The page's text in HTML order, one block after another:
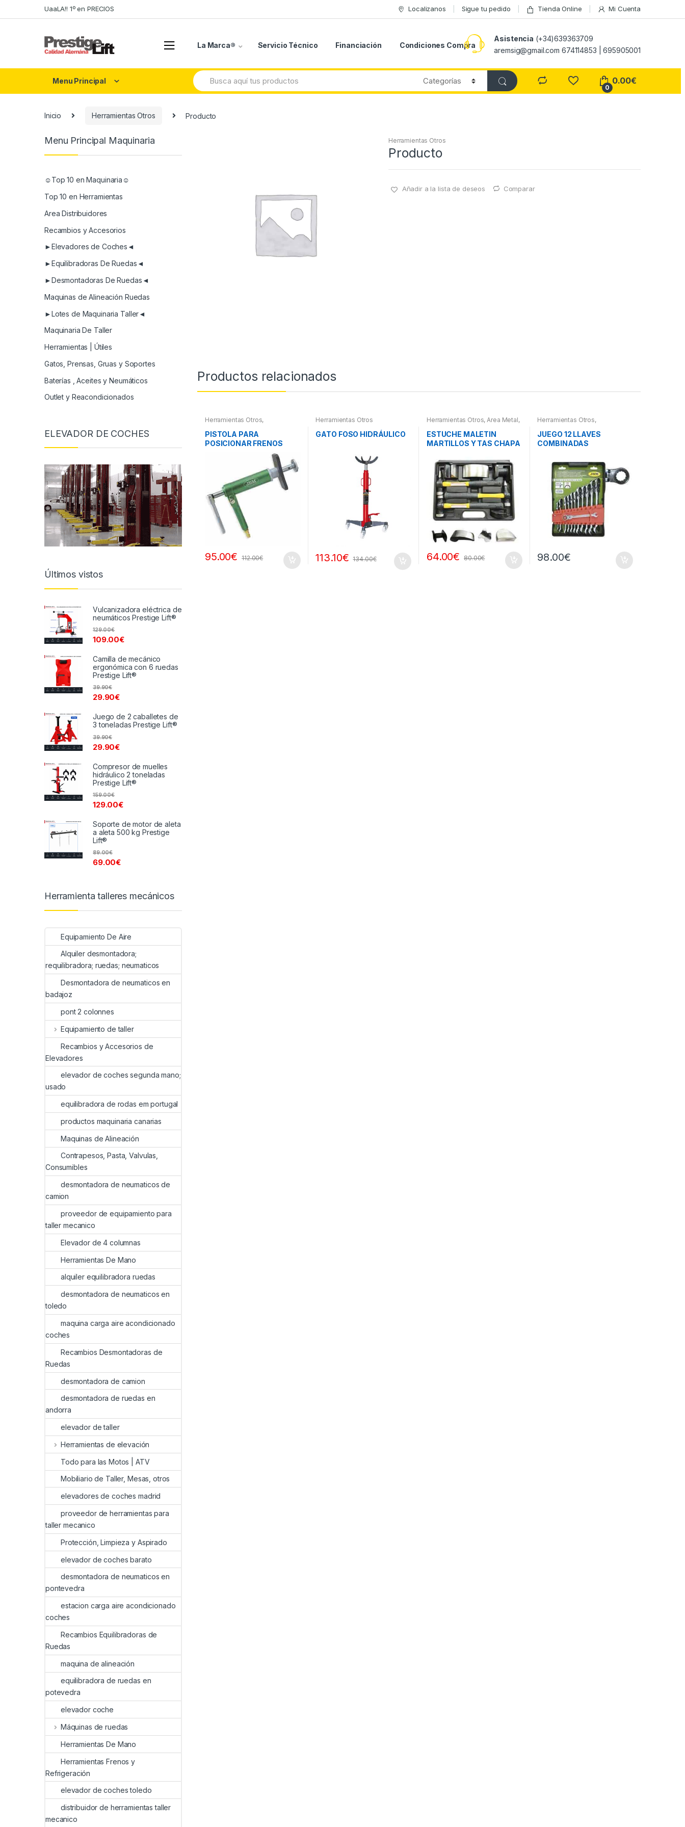
to
to
UaaLA!! 1º en PRECIOS Localizanos Sigue tu pedido Tienda Online Mi Cuenta
La Marca® Servicio Técnico Financiación Condiciones Compra
Asistencia (+34)639363709
aremsig@gmail.com 674114853 | 695905001
Menu Principal
Search
for:
0
0.00€
Inicio Herramientas Otros Producto
Herramientas Otros
Producto
Añadir a la lista de deseos Comparar
Productos relacionados
Herramientas Otros,
Refrigeración
PISTOLA PARA
POSICIONAR FRENOS
95.00€ 112.00€
Herramientas Otros
GATO FOSO HIDRÁULICO
113.10€ 134.00€
Herramientas Otros, Area Metal,
Pintura,Maletines Herramientas,
Extractores, Compresímetros,
otros
ESTUCHE MALETIN
MARTILLOS Y TAS CHAPA
64.00€ 80.00€
Herramientas Otros,
Herramientas De Mano
JUEGO 12 LLAVES
COMBINADAS
98.00€
Menu Principal Maquinaria
☺Top 10 en Maquinaria☺
Top 10 en Herramientas
Area Distribuidores
Recambios y Accesorios
►Elevadores de Coches◄
►Equilibradoras De Ruedas◄
►Desmontadoras De Ruedas◄
Maquinas de Alineación Ruedas
►Lotes de Maquinaria Taller◄
Maquinaria De Taller
Herramientas | Útiles
Gatos, Prensas, Gruas y Soportes
Baterías , Aceites y Neumáticos
Outlet y Reacondicionados
ELEVADOR DE COCHES
Últimos vistos
Vulcanizadora eléctrica de
neumáticos Prestige Lift®
109.00€
129.00€
Camilla de mecánico
ergonómica con 6 ruedas
Prestige Lift®
29.90€
39.90€
Juego de 2 caballetes de
3 toneladas Prestige Lift®
29.90€
39.90€
Compresor de muelles
hidráulico 2 toneladas
Prestige Lift®
129.00€
159.00€
Soporte de motor de aleta
a aleta 500 kg Prestige
Lift®
69.00€
89.00€
Herramienta talleres mecánicos
Equipamiento De Aire
Alquiler desmontadora;
requilibradora; ruedas; neumaticos
Desmontadora de neumaticos en
badajoz
pont 2 colonnes
Equipamiento de taller
Recambios y Accesorios de
Elevadores
elevador de coches segunda mano;
usado
equilibradora de rodas em portugal
productos maquinaria canarias
Maquinas de Alineación
Contrapesos, Pasta, Valvulas,
Consumibles
desmontadora de neumaticos de
camion
proveedor de equipamiento para
taller mecanico
Elevador de 4 columnas
Herramientas De Mano
alquiler equilibradora ruedas
desmontadora de neumaticos en
toledo
maquina carga aire acondicionado
coches
Recambios Desmontadoras de
Ruedas
desmontadora de camion
desmontadora de ruedas en
andorra
elevador de taller
Herramientas de elevación
Todo para las Motos | ATV
Mobiliario de Taller, Mesas, otros
elevadores de coches madrid
proveedor de herramientas para
taller mecanico
Protección, Limpieza y Aspirado
elevador de coches barato
desmontadora de neumaticos en
pontevedra
estacion carga aire acondicionado
coches
Recambios Equilibradoras de
Ruedas
maquina de alineación
equilibradora de ruedas en
potevedra
elevador coche
Máquinas de ruedas
Herramientas De Mano
Herramientas Frenos y
Refrigeración
elevador de coches toledo
distribuidor de herramientas taller
mecanico